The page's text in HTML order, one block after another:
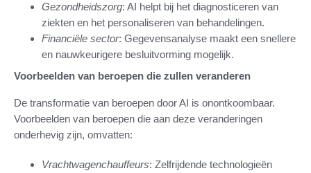
Gezondheidszorg: AI helpt bij het diagnosticeren van
ziekten en het personaliseren van behandelingen.
Financiële sector: Gegevensanalyse maakt een snellere
en nauwkeurigere besluitvorming mogelijk.
Voorbeelden van beroepen die zullen veranderen
De transformatie van beroepen door AI is onontkoombaar.
Voorbeelden van beroepen die aan deze veranderingen
onderhevig zijn, omvatten:
Vrachtwagenchauffeurs: Zelfrijdende technologieën